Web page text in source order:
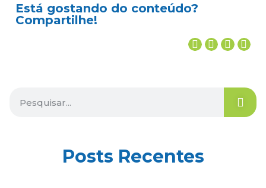
Está gostando do conteúdo?
Compartilhe!
Posts Recentes